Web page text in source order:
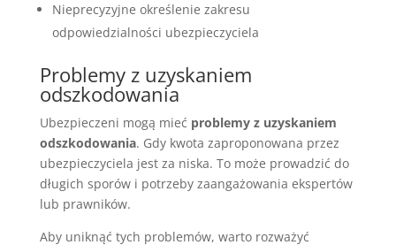
Nieprecyzyjne określenie zakresu
odpowiedzialności ubezpieczyciela
Problemy z uzyskaniem
odszkodowania
Ubezpieczeni mogą mieć problemy z uzyskaniem
odszkodowania. Gdy kwota zaproponowana przez
ubezpieczyciela jest za niska. To może prowadzić do
długich sporów i potrzeby zaangażowania ekspertów
lub prawników.
Aby uniknąć tych problemów, warto rozważyć